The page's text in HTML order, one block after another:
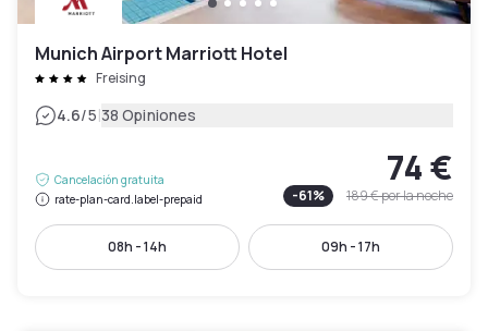
Munich Airport Marriott Hotel
Freising
4.6/5|38 Opiniones
Cancelación gratuita
rate-plan-card.label-prepaid
74 €
-61% 189 €por la noche
08h - 14h 09h - 17h